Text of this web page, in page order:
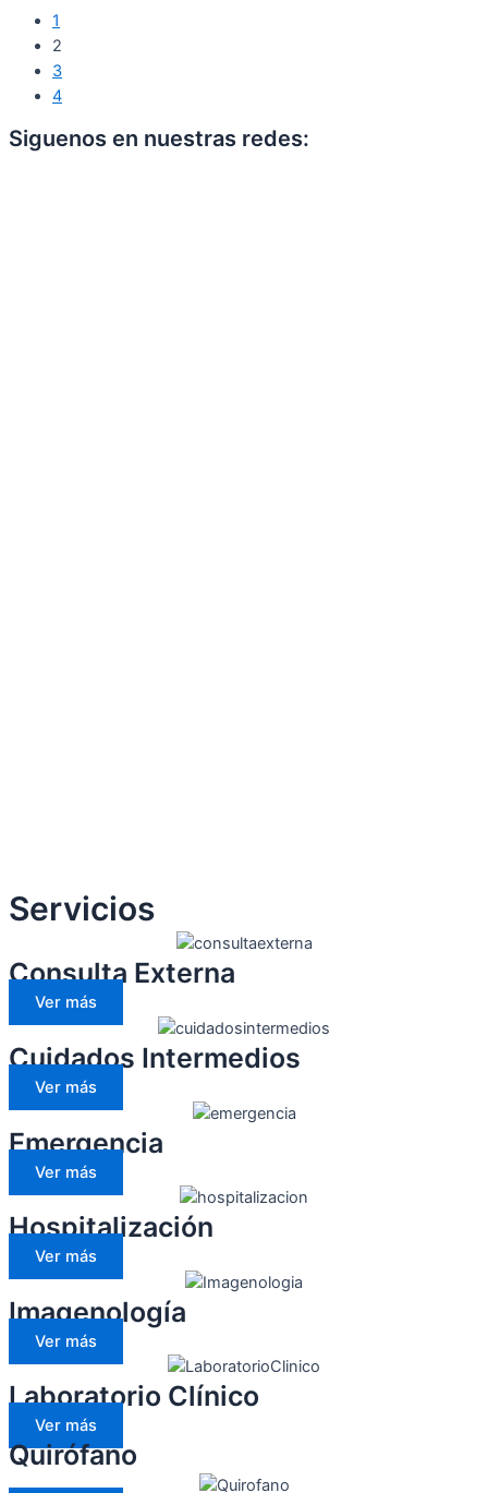
1
2
3
4
Siguenos en nuestras redes:
Servicios
Consulta Externa
Ver más
Cuidados Intermedios
Ver más
Emergencia
Ver más
Hospitalización
Ver más
Imagenología
Ver más
Laboratorio Clínico
Ver más
Quirófano